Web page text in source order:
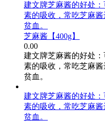
建文牌芝麻酱的好处
素的吸收，常吃芝麻
贫血。
芝麻酱【400g】
0.00
建文牌芝麻酱的好处
素的吸收，常吃芝麻
贫血。
建文牌芝麻酱的好处
素的吸收，常吃芝麻
贫血。